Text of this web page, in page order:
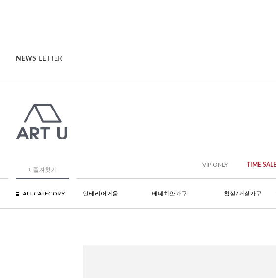
NEWS LETTER
+ 즐겨찾기
VIP ONLY TIME SALE
ALL CATEGORY 인테리어거울 베네치안가구 침실/거실가구